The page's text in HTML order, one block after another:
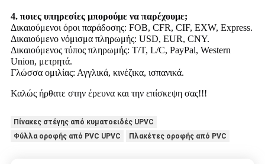
4. ποιες υπηρεσίες μπορούμε να παρέχουμε;
Δικαιούμενοι όροι παράδοσης: FOB, CFR, CIF, EXW, Express.
Δικαιούμενο νόμισμα πληρωμής: USD, EUR, CNY.
Δικαιούμενος τύπος πληρωμής: T/T, L/C, PayPal, Western
Union, μετρητά.
Γλώσσα ομιλίας: Αγγλικά, κινέζικα, ισπανικά.
Καλώς ήρθατε στην έρευνα και την επίσκεψη σας!!!
Πίνακες στέγης από κυματοειδές UPVC
Φύλλα οροφής από PVC UPVC
Πλακέτες οροφής από PVC